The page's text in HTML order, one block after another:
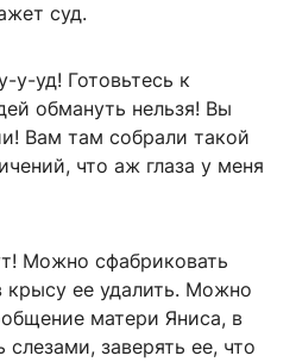
суд.
у-уд! Готовьтесь к
обмануть нельзя! Вы
Вам там собрали такой
что аж глаза у меня
Можно сфабриковать
ее удалить. Можно
матери Яниса, в
заверять ее, что